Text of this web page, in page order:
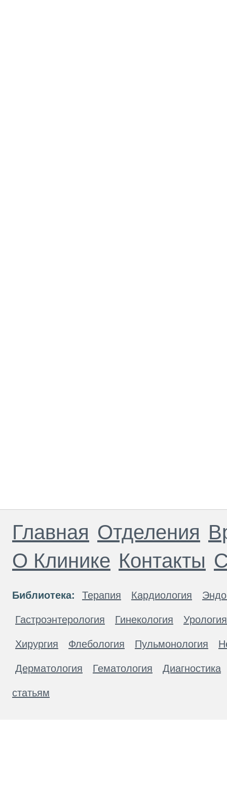
Главная Отделения
О Клинике Контакты
Библиотека: Терапия Кардиология
Гастроэнтерология Гинекология Урология
Хирургия Флебология Пульмонология
Дерматология Гематология Диагностика
статьям